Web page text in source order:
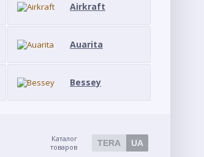
Airkraft
Auarita
Bessey
Каталог
товаров
TERA UA